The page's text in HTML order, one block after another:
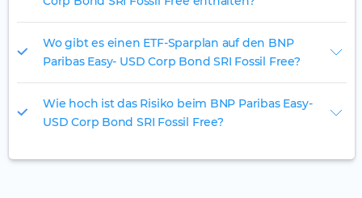
Wo gibt es einen ETF-Sparplan auf den BNP
Paribas Easy- USD Corp Bond SRI Fossil Free?
Wie hoch ist das Risiko beim BNP Paribas Easy-
USD Corp Bond SRI Fossil Free?